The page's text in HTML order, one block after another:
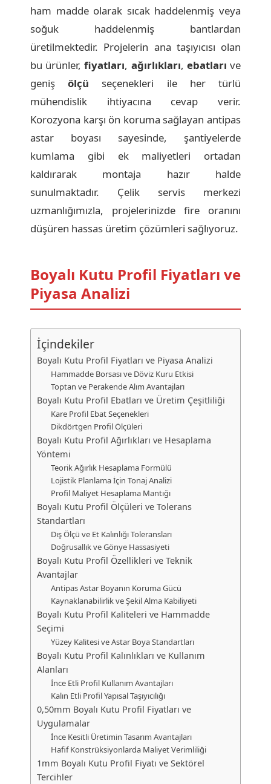
ham madde olarak sıcak haddelenmiş veya
soğuk haddelenmiş bantlardan
üretilmektedir. Projelerin ana taşıyıcısı olan
bu ürünler,fiyatları, ağırlıkları, ebatları ve
genişölçü seçenekleri ile her türlü
mühendislik ihtiyacına cevap verir.
Korozyona karşı ön koruma sağlayan antipas
astar boyası sayesinde, şantiyelerde
kumlama gibi ek maliyetleri ortadan
kaldırarak montaja hazır halde
sunulmaktadır. Çelik servis merkezi
uzmanlığımızla, projelerinizde fire oranını
düşüren hassas üretim çözümleri sağlıyoruz.
Boyalı Kutu Profil Fiyatları ve
Piyasa Analizi
İçindekiler
Boyalı Kutu Profil Fiyatları ve Piyasa Analizi
Hammadde Borsası ve Döviz Kuru Etkisi
Toptan ve Perakende Alım Avantajları
Boyalı Kutu Profil Ebatları ve Üretim Çeşitliliği
Kare Profil Ebat Seçenekleri
Dikdörtgen Profil Ölçüleri
Boyalı Kutu Profil Ağırlıkları ve Hesaplama
Yöntemi
Teorik Ağırlık Hesaplama Formülü
Lojistik Planlama İçin Tonaj Analizi
Profil Maliyet Hesaplama Mantığı
Boyalı Kutu Profil Ölçüleri ve Tolerans
Standartları
Dış Ölçü ve Et Kalınlığı Toleransları
Doğrusallık ve Gönye Hassasiyeti
Boyalı Kutu Profil Özellikleri ve Teknik
Avantajlar
Antipas Astar Boyanın Koruma Gücü
Kaynaklanabilirlik ve Şekil Alma Kabiliyeti
Boyalı Kutu Profil Kaliteleri ve Hammadde
Seçimi
Yüzey Kalitesi ve Astar Boya Standartları
Boyalı Kutu Profil Kalınlıkları ve Kullanım
Alanları
İnce Etli Profil Kullanım Avantajları
Kalın Etli Profil Yapısal Taşıyıcılığı
0,50mm Boyalı Kutu Profil Fiyatları ve
Uygulamalar
İnce Kesitli Üretimin Tasarım Avantajları
Hafif Konstrüksiyonlarda Maliyet Verimliliği
1mm Boyalı Kutu Profil Fiyatı ve Sektörel
Tercihler